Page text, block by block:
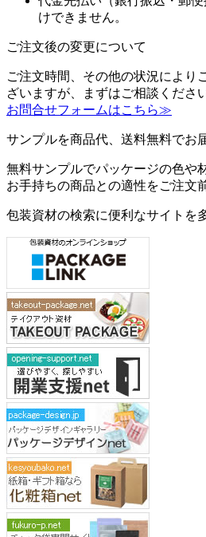
けできません。
ご注文後の変更について
ご注文時間、その他の状況により
ざいますが、まずはご相談ください
お問合せフォームはこちら≫
サンプルを商品代、送料無料でお
無料サンプルでパッケージの色や
お手持ちの商品との適性をご注文
包装資材の検索に便利なサイトを